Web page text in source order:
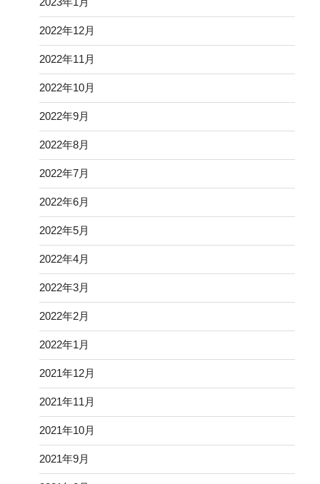
2024年10月
2024年9月
2024年3月
2024年2月
2024年1月
2023年12月
2023年11月
2023年10月
2023年9月
2023年8月
2023年7月
2023年6月
2023年5月
2023年4月
2023年3月
2023年2月
2023年1月